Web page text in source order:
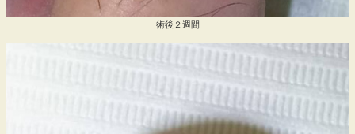
術後２週間